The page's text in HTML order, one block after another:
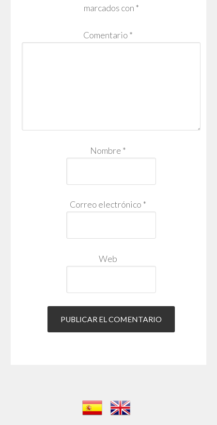
marcados con *
Comentario *
Nombre *
Correo electrónico *
Web